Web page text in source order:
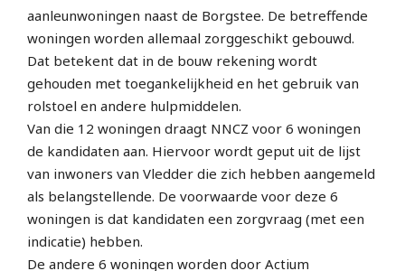
aanleunwoningen naast de Borgstee. De betreffende
woningen worden allemaal zorggeschikt gebouwd.
Dat betekent dat in de bouw rekening wordt
gehouden met toegankelijkheid en het gebruik van
rolstoel en andere hulpmiddelen.
Van die 12 woningen draagt NNCZ voor 6 woningen
de kandidaten aan. Hiervoor wordt geput uit de lijst
van inwoners van Vledder die zich hebben aangemeld
als belangstellende. De voorwaarde voor deze 6
woningen is dat kandidaten een zorgvraag (met een
indicatie) hebben.
De andere 6 woningen worden door Actium